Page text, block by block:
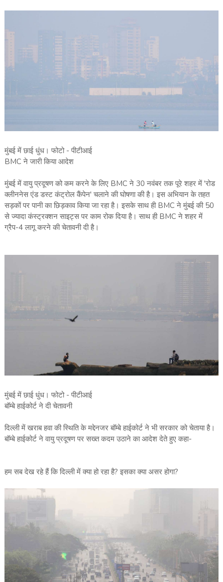
मुंबई में छाई धुंध। फोटो - पीटीआई
BMC ने जारी किया आदेश
मुंबई में वायु प्रदूषण को कम करने के लिए BMC ने 30 नवंबर तक पूरे शहर में 'रोड
क्लीननेस एंड डस्ट कंट्रोल कैंपेन' चलाने की घोषणा की है। इस अभियान के तहत
सड़कों पर पानी का छिड़काव किया जा रहा है। इसके साथ ही BMC ने मुंबई की 50
से ज्यादा कंस्ट्रक्शन साइट्स पर काम रोक दिया है। साथ ही BMC ने शहर में
ग्रैप-4 लागू करने की चेतावनी दी है।
मुंबई में छाई धुंध। फोटो - पीटीआई
बॉम्बे हाईकोर्ट ने दी चेतावनी
दिल्ली में खराब हवा की स्थिति के मद्देनजर बॉम्बे हाईकोर्ट ने भी सरकार को चेताया है।
बॉम्बे हाईकोर्ट ने वायु प्रदूषण पर सख्त कदम उठाने का आदेश देते हुए कहा-
हम सब देख रहे हैं कि दिल्ली में क्या हो रहा है? इसका क्या असर होगा?